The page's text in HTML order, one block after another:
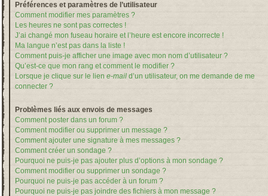
Préférences et paramètres de l’utilisateur
Comment modifier mes paramètres ?
Les heures ne sont pas correctes !
J’ai changé mon fuseau horaire et l’heure est encore incorrecte !
Ma langue n’est pas dans la liste !
Comment puis-je afficher une image avec mon nom d’utilisateur ?
Qu’est-ce que mon rang et comment le modifier ?
Lorsque je clique sur le lien e-mail d’un utilisateur, on me demande de me
connecter ?
Problèmes liés aux envois de messages
Comment poster dans un forum ?
Comment modifier ou supprimer un message ?
Comment ajouter une signature à mes messages ?
Comment créer un sondage ?
Pourquoi ne puis-je pas ajouter plus d’options à mon sondage ?
Comment modifier ou supprimer un sondage ?
Pourquoi ne puis-je pas accéder à un forum ?
Pourquoi ne puis-je pas joindre des fichiers à mon message ?